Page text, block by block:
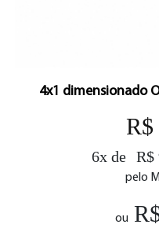
4x1 dimensionado
R$
6x de R$
pelo
ou